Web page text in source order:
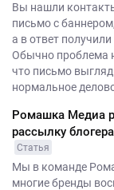
Вы нашли
письмо с
а в ответ
Обычно проблема
что письмо
нормальное
Ромашка Медиа
рассылку
Статья
Мы в команде
многие бренды